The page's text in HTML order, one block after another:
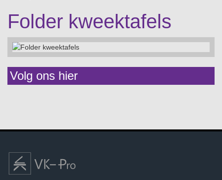
Folder kweektafels
Volg ons hier